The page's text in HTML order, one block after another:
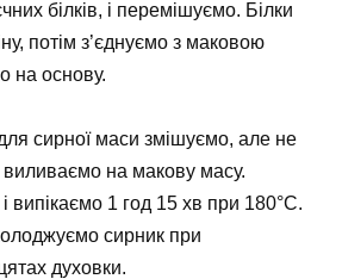
білків, і перемішуємо. Білки
потім з’єднуємо з маковою
на основу.
для сирної маси змішуємо, але не
виливаємо на макову масу.
випікаємо 1 год 15 хв при 180°C.
сирник при
духовки.